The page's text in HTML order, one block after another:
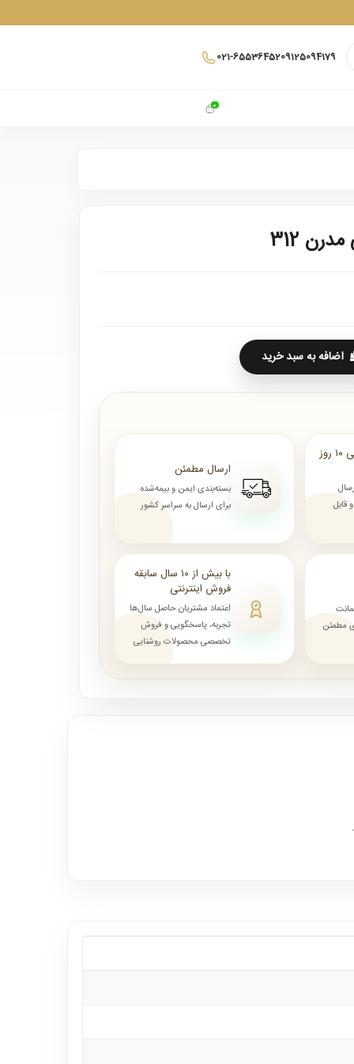
021-6553645209125094179
0
312
اضافه به سبد خرید
ارسال از ۷ روز الی ۱۰ روز
ارسال مطمئن
بسته‌بندی ایمن و بیمه‌شده
برای ارسال به سراسر کشور
مطمئن
با بیش از ۱۰ سال سابقه
فروش اینترنتی
اعتماد مشتریان حاصل سال‌ها
تجربه، پاسخگویی و فروش
تخصصی محصولات روشنایی